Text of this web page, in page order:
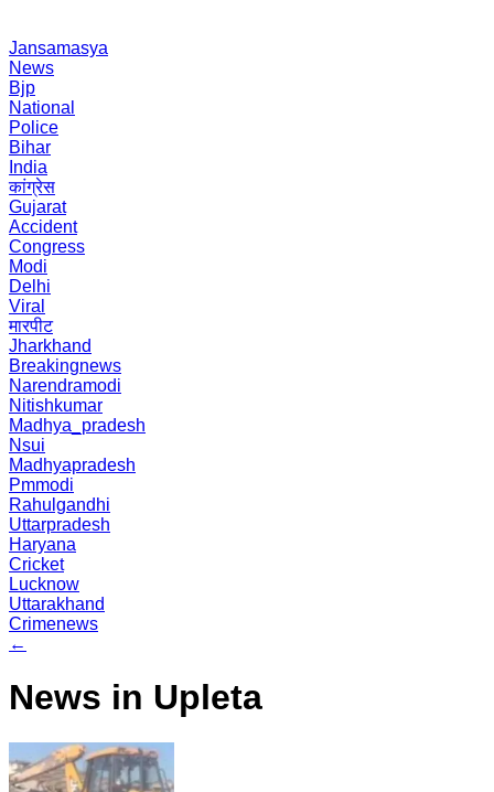
Jansamasya
News
Bjp
National
Police
Bihar
India
कांग्रेस
Gujarat
Accident
Congress
Modi
Delhi
Viral
मारपीट
Jharkhand
Breakingnews
Narendramodi
Nitishkumar
Madhya_pradesh
Nsui
Madhyapradesh
Pmmodi
Rahulgandhi
Uttarpradesh
Haryana
Cricket
Lucknow
Uttarakhand
Crimenews
←
News in Upleta